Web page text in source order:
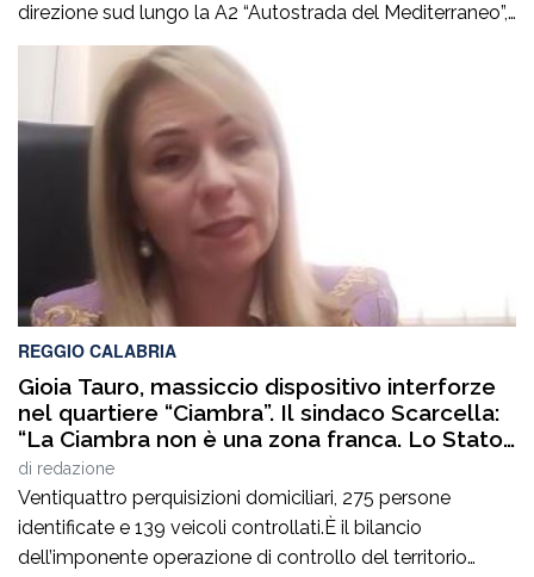
direzione sud lungo la A2 “Autostrada del Mediterraneo”,
nel tratto compreso tra gli svincoli di Altilia Grimaldi (CS)
e San Mango D’Aquino (CZ). Sul posto è intervenuto il
personale Anas, il 118 e il soccorso meccanico […]
REGGIO CALABRIA
Gioia Tauro, massiccio dispositivo interforze
nel quartiere “Ciambra”. Il sindaco Scarcella:
“La Ciambra non è una zona franca. Lo Stato
c’è e si vede”
di redazione
Ventiquattro perquisizioni domiciliari, 275 persone
identificate e 139 veicoli controllati.È il bilancio
dell’imponente operazione di controllo del territorio